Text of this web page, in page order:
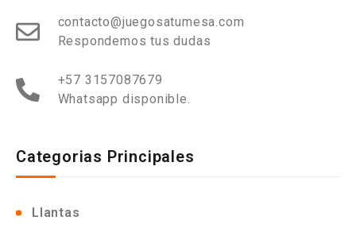
contacto@juegosatumesa.com
Respondemos tus dudas
+57 3157087679
Whatsapp disponible.
Categorias Principales
Llantas